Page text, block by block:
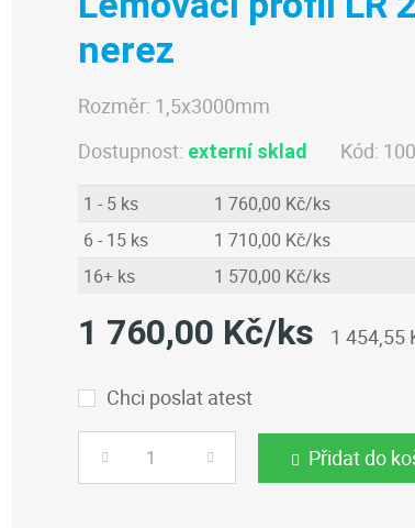
nerez
Rozměr: 1,5x3000mm
Dostupnost: externí sklad Kód:
1 - 5 ks 1 760,00 Kč/ks
6 - 15 ks
1 710,00 Kč/ks
16+ ks
1 570,00 Kč/ks
1 760,00 Kč/ks 1 454,55
Chci poslat atest
Počet Přidat do